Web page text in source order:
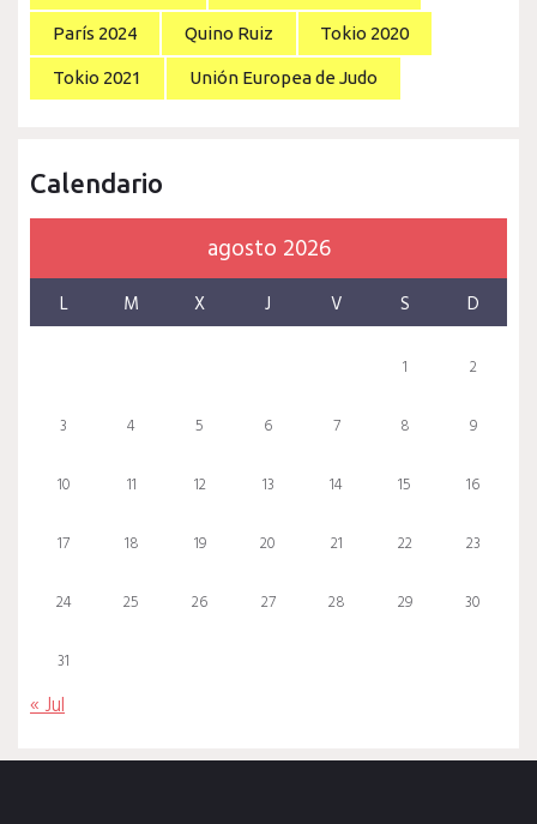
París 2024 Quino Ruiz Tokio 2020
Tokio 2021 Unión Europea de Judo
Calendario
agosto 2026
L M X J V S D
1 2
3 4 5 6 7 8 9
10 11 12 13 14 15 16
17 18 19 20 21 22 23
24 25 26 27 28 29 30
31
« Jul